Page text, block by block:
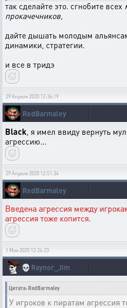
так сделайте это. сгнобите всех
прокачечников
дайте дышать молодым
динамики, стратегии.
и все в тридэ
29 Апреля 2020 12:36:19
RedBarmaley
Black , я имел ввиду вернуть
агрессию...
29 Апреля 2020 12:51:34
RedBarmaley
Введена агрессия между
агрессия тоже копится.
1 Мая 2020 12:24:23
💀 Raynor_Jim
Цитата: RedBarmaley
У игроков к пиратам агрессия